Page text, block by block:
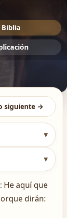
Biblia
siguiente →
▾
▾
He aquí que
dirán: